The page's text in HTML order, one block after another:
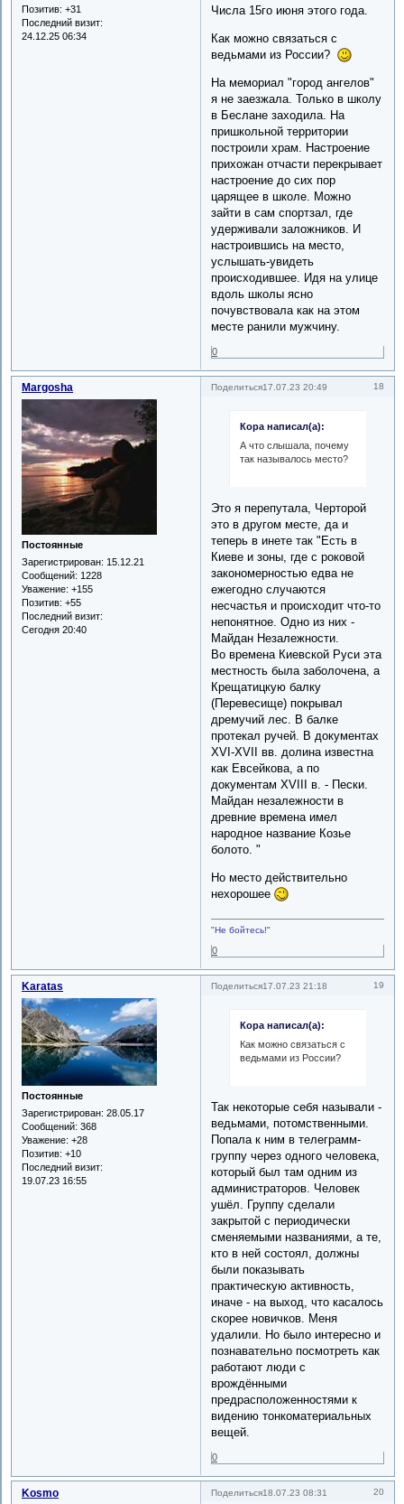
Позитив: +31
Последний визит:
24.12.25 06:34
Числа 15го июня этого года.
Как можно связаться с
ведьмами из России?
На мемориал "город ангелов"
я не заезжала. Только в школу
в Беслане заходила. На
пришкольной территории
построили храм. Настроение
прихожан отчасти перекрывает
настроение до сих пор
царящее в школе. Можно
зайти в сам спортзал, где
удерживали заложников. И
настроившись на место,
услышать-увидеть
происходившее. Идя на улице
вдоль школы ясно
почувствовала как на этом
месте ранили мужчину.
0
Поделиться 18
17.07.23 20:49
Margosha
Постоянные
Зарегистрирован: 15.12.21
Сообщений: 1228
Уважение: +155
Позитив: +55
Последний визит:
Сегодня 20:40
Кора написал(а):
А что слышала, почему
так называлось место?
Это я перепутала, Черторой
это в другом месте, да и
теперь в инете так "Есть в
Киеве и зоны, где с роковой
закономерностью едва не
ежегодно случаются
несчастья и происходит что-то
непонятное. Одно из них -
Майдан Незалеж­ности.
Во времена Киевской Руси эта
местность была заболочена, а
Крещатицкую балку
(Перевеси­ще) покрывал
дремучий лес. В балке
протекал ручей. В документах
XVI-XVII вв. долина известна
как Евсейкова, а по
документам XVIII в. - Пески.
Майдан незалежности в
древние времена имел
народное название Козье
болото. "
Но место действительно
нехорошее
"Не бойтесь!"
0
Поделиться 19
17.07.23 21:18
Karatas
Постоянные
Зарегистрирован: 28.05.17
Сообщений: 368
Уважение: +28
Позитив: +10
Последний визит:
19.07.23 16:55
Кора написал(а):
Как можно связаться с
ведьмами из России?
Так некоторые себя называли -
ведьмами, потомственными.
Попала к ним в телеграмм-
группу через одного человека,
который был там одним из
администраторов. Человек
ушёл. Группу сделали
закрытой с периодически
сменяемыми названиями, а те,
кто в ней состоял, должны
были показывать
практическую активность,
иначе - на выход, что касалось
скорее новичков. Меня
удалили. Но было интересно и
познавательно посмотреть как
работают люди с
врождёнными
предрасположенностями к
видению тонкоматериальных
вещей.
0
Поделиться 20
18.07.23 08:31
Kosmo